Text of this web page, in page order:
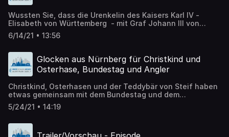
Wussten Sie, dass die Urenkelin des Kaisers Karl IV -
Elisabeth von Württemberg - mit Graf Johann III von
Werdenberg einfach durchgebrannt ist - obwohl sie dem
Bayerischen Erbprinz Albrecht versprochen wurde? Wir
ganze sicher Stoff für Filme oder in der heutigen Zeit
Stoff für mehrere Staffeln einer Fernsehserie geben
könnte.
6/14/21 • 13:56
Glocken aus Nürnberg für Christkind und
Osterhase, Bundestag und Angler
Christkind, Osterhasen und der Teddybär von Steif haben
etwas gemeinsam mit dem Bundestag und dem
Nachtwächter aber auch mit Kühen und Anglern. Wir
stellen ein Unternehmen aus Nürnberg vor, dass hier seine
Glocken. Kleine und Große, Rollen und Schellen,
Kuhglocken und Froschmaulschellen, Tischglocken und
5/24/21 • 14:19